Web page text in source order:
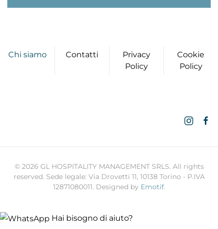
Chi siamo Contatti
Privacy
Policy
Cookie
Policy
© 2026 GL HOSPITALITY MANAGEMENT SRLS. All rights
reserved. Sede legale: Via Drovetti 11, 10138 Torino - P.IVA
12871080011. Designed by Emotif.
Hai bisogno di aiuto?